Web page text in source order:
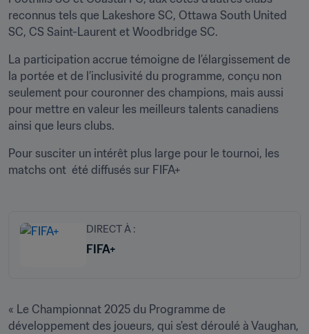
reconnus tels que Lakeshore SC, Ottawa South United
SC, CS Saint-Laurent et Woodbridge SC.
La participation accrue témoigne de l’élargissement de
la portée et de l’inclusivité du programme, conçu non
seulement pour couronner des champions, mais aussi
pour mettre en valeur les meilleurs talents canadiens
ainsi que leurs clubs.
Pour susciter un intérêt plus large pour le tournoi, les
matchs ont  été diffusés sur FIFA+
DIRECT À :
FIFA+
« Le Championnat 2025 du Programme de
développement des joueurs, qui s'est déroulé à Vaughan,